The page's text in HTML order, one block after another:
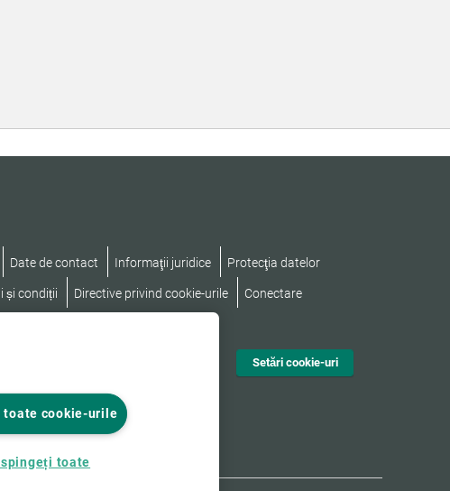
Date de contact Informaţii juridice Protecţia datelor
și condiții Directive privind cookie-urile Conectare
Setări cookie-uri
toate cookie-urile
toate